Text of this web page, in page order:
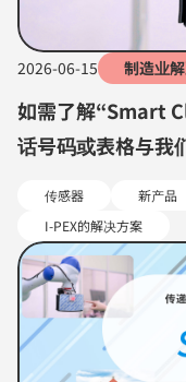
2026-06-15 制造业
如需了解“Smart
话号码或表格与我
传感器 新产品
I-PEX的解决方案